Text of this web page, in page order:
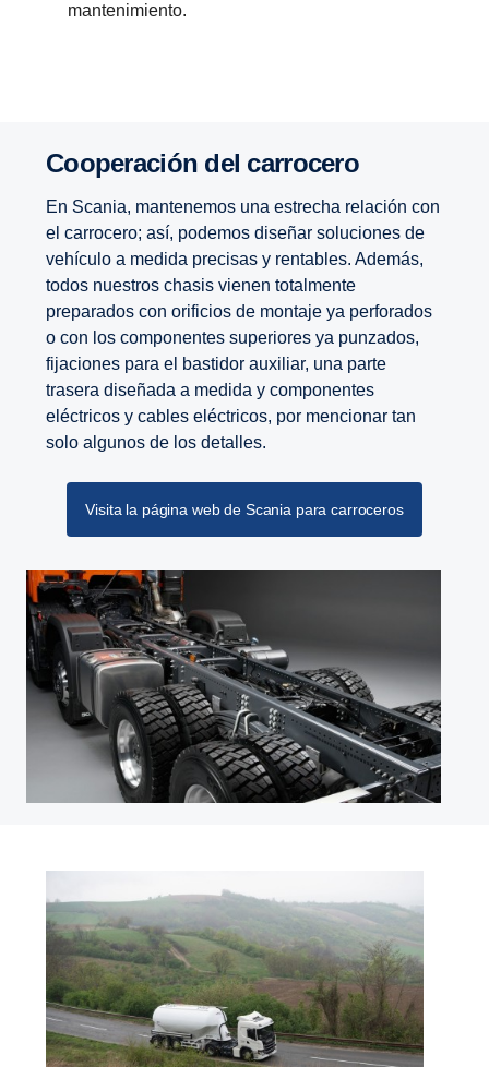
mantenimiento.
Coope­ra­ción del carro­cero
En Scania, mantenemos una estrecha relación con
el carrocero; así, podemos diseñar soluciones de
vehículo a medida precisas y rentables. Además,
todos nuestros chasis vienen totalmente
preparados con orificios de montaje ya perforados
o con los componentes superiores ya punzados,
fijaciones para el bastidor auxiliar, una parte
trasera diseñada a medida y componentes
eléctricos y cables eléctricos, por mencionar tan
solo algunos de los detalles.
Visita la página web de Scania para carroceros